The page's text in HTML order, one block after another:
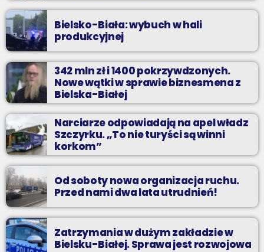
Bielsko-Biała: wybuch w hali
produkcyjnej
342 mln zł i 1400 pokrzywdzonych.
Nowe wątki w sprawie biznesmena z
Bielska-Białej
Narciarze odpowiadają na apel władz
Szczyrku. „To nie turyści są winni
korkom”
Od soboty nowa organizacja ruchu.
Przed nami dwa lata utrudnień!
Zatrzymania w dużym zakładzie w
Bielsku-Białej. Sprawa jest rozwojowa